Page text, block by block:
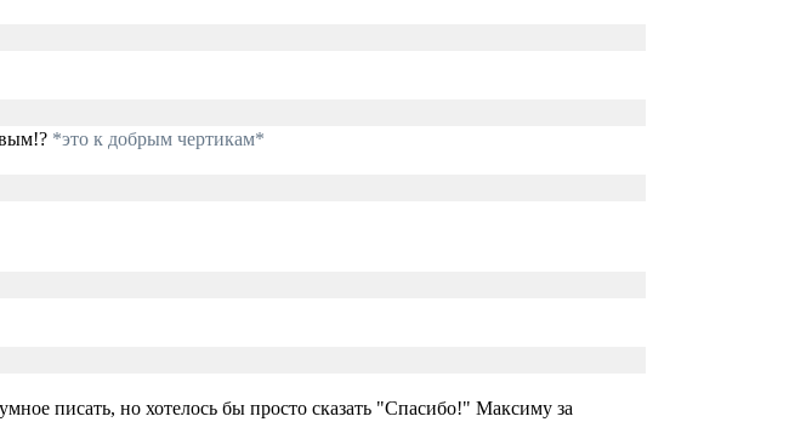
*это к добрым чертикам*
писать, но хотелось бы просто сказать "Спасибо!" Максиму за